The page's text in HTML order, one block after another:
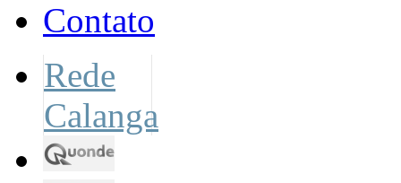
Contato
Rede
Calanga